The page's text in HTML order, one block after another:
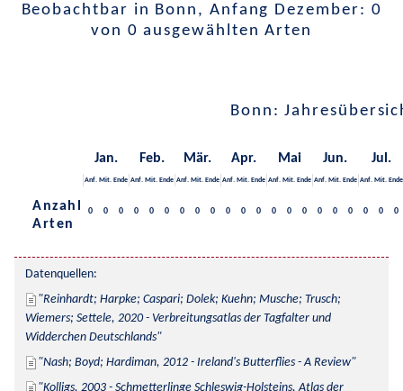
Beobachtbar in Bonn, Anfang Dezember: 0
von 0 ausgewählten Arten
Bonn:
Jan. Feb. Mär. Apr. Mai Jun. Jul.
Anf. Mit. Ende Anf. Mit. Ende Anf. Mit. Ende Anf. Mit. Ende Anf. Mit. Ende Anf. Mit. Ende Anf. Mit. Ende
Anzahl
Arten
0 0 0 0 0 0 0 0 0 0 0 0 0 0 0 0 0 0 0 0 0
Datenquellen:
Reinhardt; Harpke; Caspari; Dolek; Kuehn; Musche; Trusch;
Wiemers; Settele, 2020 - Verbreitungsatlas der Tagfalter und
Widderchen Deutschlands
Nash; Boyd; Hardiman, 2012 - Ireland's Butterflies - A Review
Kolligs, 2003 - Schmetterlinge Schleswig-Holsteins, Atlas der